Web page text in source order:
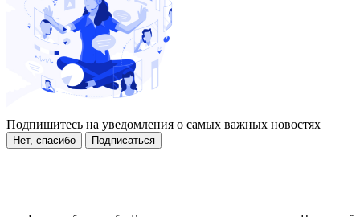
Подпишитесь на уведомления о самых важных новостях
Нет, спасибо Подписаться